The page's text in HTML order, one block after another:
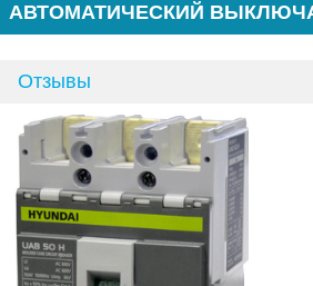
АВТОМАТИЧЕСКИЙ
Отзывы